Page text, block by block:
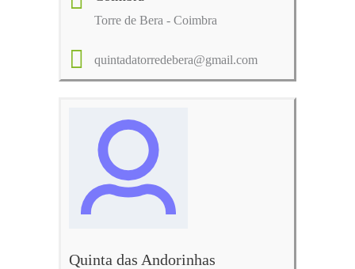
Torre de Bera - Coimbra
quintadatorredebera@gmail.com
Quinta das Andorinhas